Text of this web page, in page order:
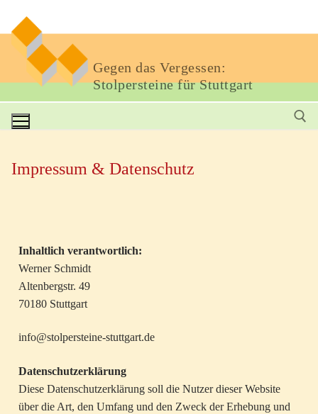
Gegen das Vergessen:
Stolpersteine für Stuttgart
Impressum & Datenschutz
Inhaltlich verantwortlich:
Werner Schmidt
Altenbergstr. 49
70180 Stuttgart
info@stolpersteine-stuttgart.de
Datenschutzerklärung
Diese Datenschutzerklärung soll die Nutzer dieser Website
über die Art, den Umfang und den Zweck der Erhebung und